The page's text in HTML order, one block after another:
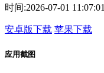
时间:2026-07-01 11:07:01
安卓版下载 苹果下载
应用截图